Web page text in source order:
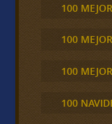
100
100
100
100